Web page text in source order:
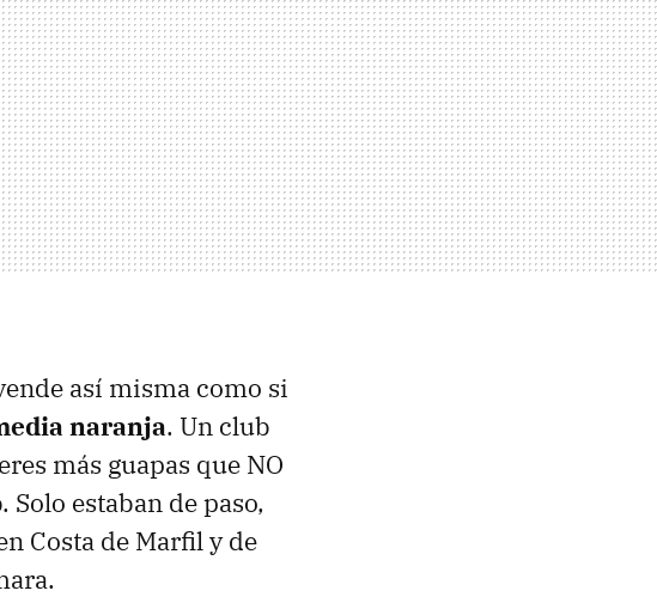
así misma como si
naranja. Un club
más guapas que NO
estaban de paso,
Costa de Marfil y de